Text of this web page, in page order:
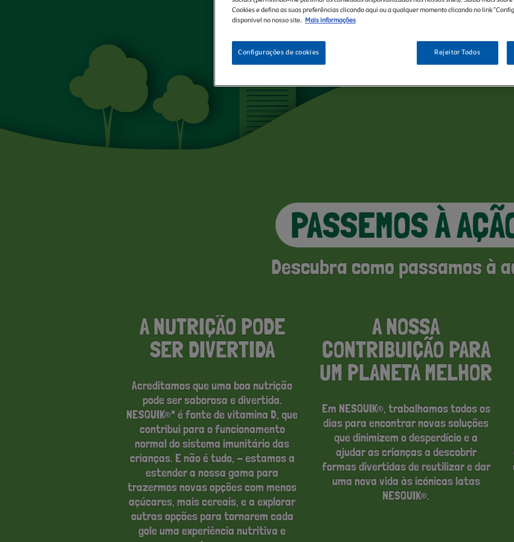
AÇÃO
PASSEMOS À
Descubra como passamos à
A NUTRIÇÃO PODE
SER DIVERTIDA
Acreditamos que uma boa nutrição
pode ser saborosa e divertida.
NESQUIK®* é fonte de vitamina D, que
contribui para o funcionamento
normal do sistema imunitário das
crianças. E não é tudo, - estamos a
estender a nossa gama para
trazermos novas opções com menos
açúcares, mais cereais, e a explorar
outras opções para tornarem cada
gole uma experiência nutritiva e
A NOSSA
CONTRIBUIÇÃO PARA
UM PLANETA MELHOR
Em NESQUIK®, trabalhamos todos os
dias para encontrar novas soluções
que dinimizem o desperdício e a
ajudar as crianças a descobrir
formas divertidas de reutilizar e dar
uma nova vida às icónicas latas
NESQUIK®.
Cookies e defina as suas preferências clicando aqui ou a qualquer momento clicando no link
disponível no nosso site. Mais informações
Rejeitar Todos
Configurações de cookies